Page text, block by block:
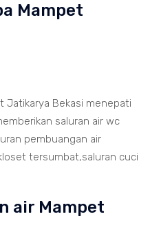
Mampet
Jatikarya Bekasi menepati
saluran air wc
pembuangan air
tersumbat,saluran cuci
air Mampet